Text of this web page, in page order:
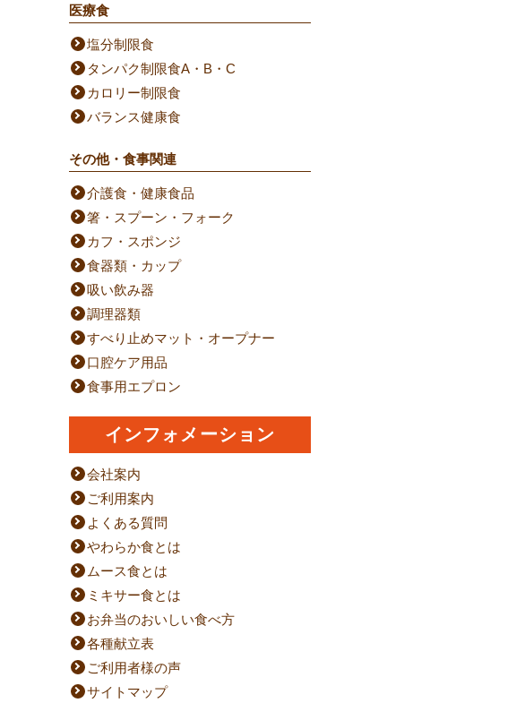
医療食
塩分制限食
タンパク制限食A・B・C
カロリー制限食
バランス健康食
その他・食事関連
介護食・健康食品
箸・スプーン・フォーク
カフ・スポンジ
食器類・カップ
吸い飲み器
調理器類
すべり止めマット・オープナー
口腔ケア用品
食事用エプロン
インフォメーション
会社案内
ご利用案内
よくある質問
やわらか食とは
ムース食とは
ミキサー食とは
お弁当のおいしい食べ方
各種献立表
ご利用者様の声
サイトマップ